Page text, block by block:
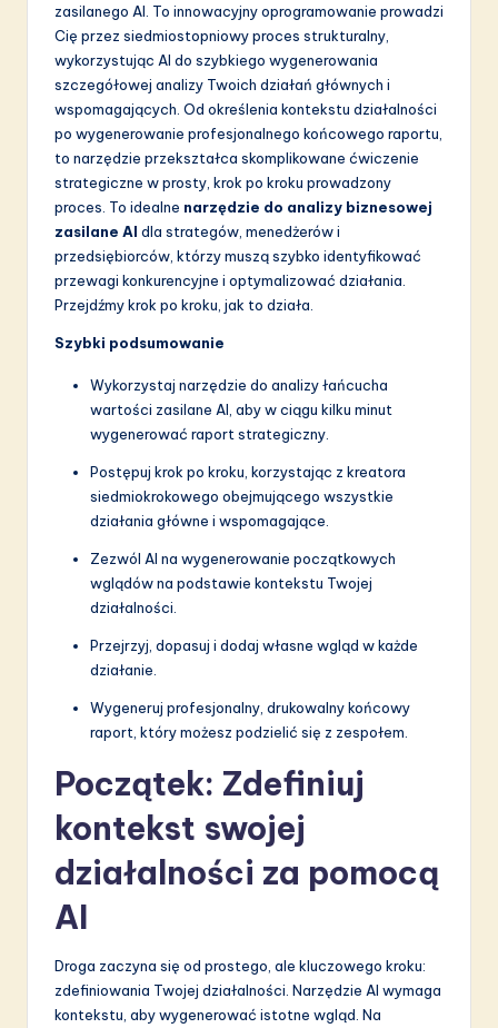
in
A
&
S
o
zasilanego AI. To innowacyjny oprogramowanie prowadzi
Cię przez siedmiostopniowy proces strukturalny,
wykorzystując AI do szybkiego wygenerowania
szczegółowej analizy Twoich działań głównych i
wspomagających. Od określenia kontekstu działalności
po wygenerowanie profesjonalnego końcowego raportu,
to narzędzie przekształca skomplikowane ćwiczenie
strategiczne w prosty, krok po kroku prowadzony
proces. To idealne narzędzie do analizy biznesowej
zasilane AI dla strategów, menedżerów i
przedsiębiorców, którzy muszą szybko identyfikować
przewagi konkurencyjne i optymalizować działania.
Przejdźmy krok po kroku, jak to działa.
Szybki podsumowanie
Wykorzystaj narzędzie do analizy łańcucha
wartości zasilane AI, aby w ciągu kilku minut
wygenerować raport strategiczny.
Postępuj krok po kroku, korzystając z kreatora
siedmiokrokowego obejmującego wszystkie
działania główne i wspomagające.
Zezwól AI na wygenerowanie początkowych
wglądów na podstawie kontekstu Twojej
działalności.
Przejrzyj, dopasuj i dodaj własne wgląd w każde
działanie.
Wygeneruj profesjonalny, drukowalny końcowy
raport, który możesz podzielić się z zespołem.
Początek: Zdefiniuj
kontekst swojej
działalności za pomocą
AI
Droga zaczyna się od prostego, ale kluczowego kroku:
zdefiniowania Twojej działalności. Narzędzie AI wymaga
kontekstu, aby wygenerować istotne wgląd. Na